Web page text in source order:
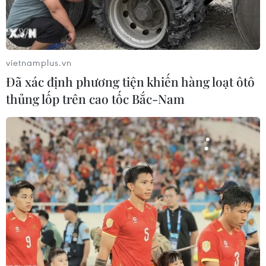
TIN LIÊN QUAN
VIB ứng dụng công nghệ số nhằm tăng
trải nghiệm người tiêu dùng
vietnamplus.vn
Đã xác định phương tiện khiến hàng loạt ôtô
thủng lốp trên cao tốc Bắc-Nam